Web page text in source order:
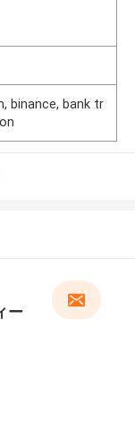
binance, bank tr
ー